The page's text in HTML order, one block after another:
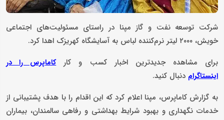
شرکت توسعه نفت و گاز مپنا در راستای مسئولیت‌های اجتماعی
خویش، ۲۰۰۰ لیتر نرم‌کننده لباس به آسایشگاه کهریزک اهدا کرد.
برای مشاهده جدیدترین اخبار کسب و کارکاماپرس را در
اینستاگرام دنبال کنید.
به گزارش کاماپرس، مپنا اعلام کرد که این اقدام را با هدف پشتیبانی از
خدمات نگهداری و بهبود شرایط بهداشتی و رفاهی سالمندان، بیماران